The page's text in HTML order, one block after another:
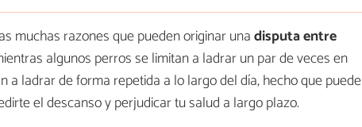
muchas razones que pueden originar unadisputa entre
algunos perros se limitan a ladrar un par de veces en
a ladrar de forma repetida a lo largo del día, hecho que puede
el descanso y perjudicar tu salud a largo plazo.